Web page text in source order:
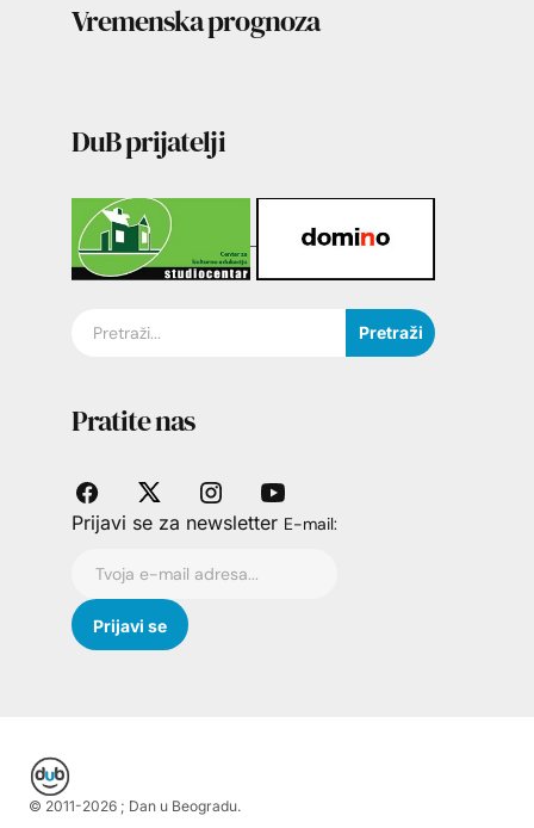
Vremenska prognoza
DuB prijatelji
Pretraži
Pratite nas
Prijavi se za newsletter E-mail:
© 2011-2026 ; Dan u Beogradu.